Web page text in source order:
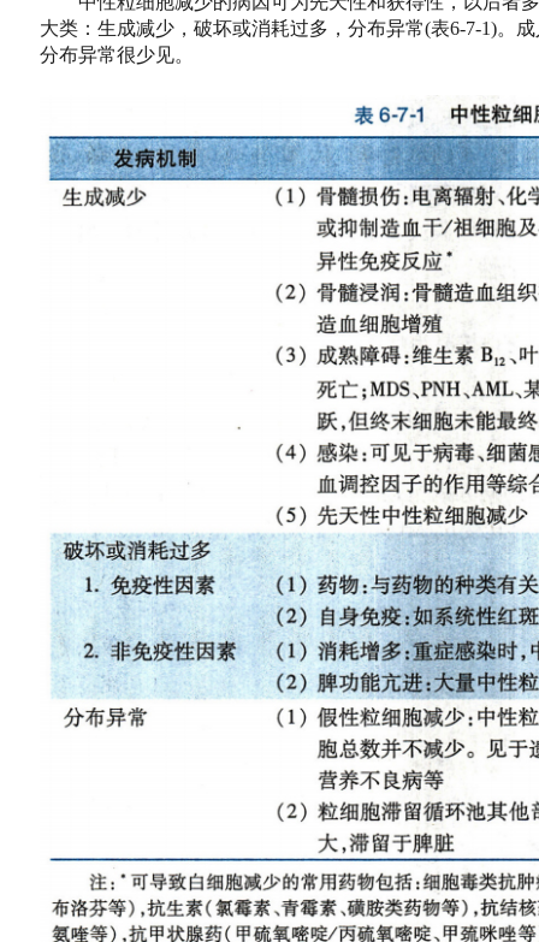
大类：生成减少，破坏或消耗过多，分布异常(表6-7-1)。
分布异常很少见。